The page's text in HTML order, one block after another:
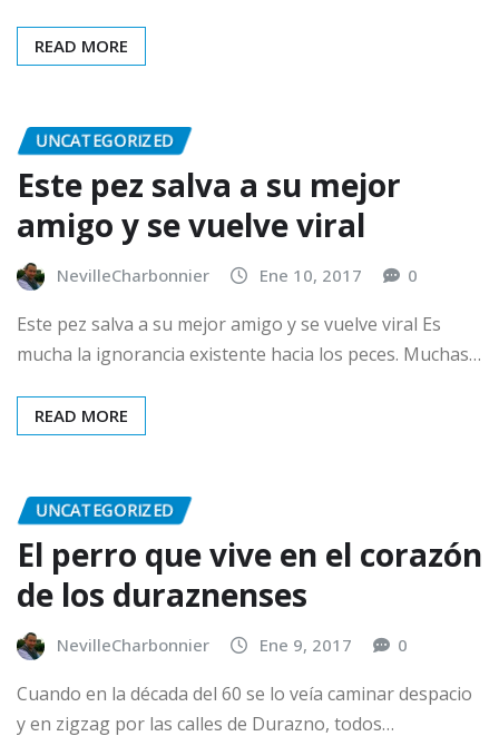
READ MORE
UNCATEGORIZED
Este pez salva a su mejor
amigo y se vuelve viral
NevilleCharbonnier Ene 10, 2017 0
Este pez salva a su mejor amigo y se vuelve viral Es
mucha la ignorancia existente hacia los peces. Muchas…
READ MORE
UNCATEGORIZED
El perro que vive en el corazón
de los duraznenses
NevilleCharbonnier Ene 9, 2017 0
Cuando en la década del 60 se lo veía caminar despacio
y en zigzag por las calles de Durazno, todos…